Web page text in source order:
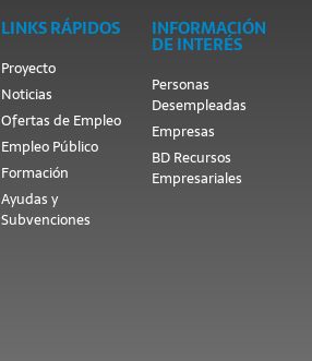
LINKS RÁPIDOS
Proyecto
Noticias
Ofertas de Empleo
Empleo Público
Formación
Ayudas y
Subvenciones
INFORMACIÓN
DE INTERÉS
Personas
Desempleadas
Empresas
BD Recursos
Empresariales